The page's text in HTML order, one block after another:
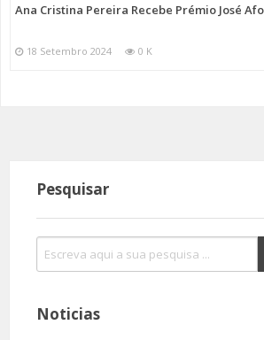
Ana Cristina Pereira Recebe Prémio José
18 Setembro 2024 0 K
Pesquisar
Noticias